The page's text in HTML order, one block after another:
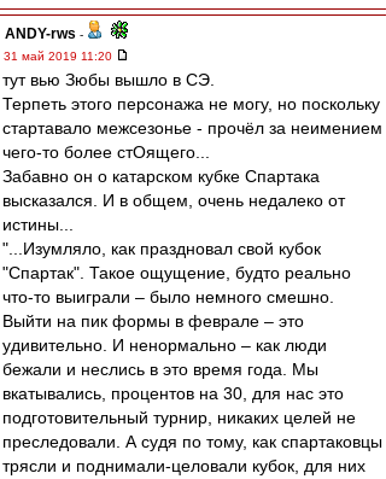
ANDY-rws -
31 май 2019 11:20
тут вью Зюбы вышло в СЭ.
Терпеть этого персонажа не могу, но поскольку
стартавало межсезонье - прочёл за неимением
чего-то более стОящего...
Забавно он о катарском кубке Спартака
высказался. И в общем, очень недалеко от
истины...
"...Изумляло, как праздновал свой кубок
"Спартак". Такое ощущение, будто реально
что-то выиграли – было немного смешно.
Выйти на пик формы в феврале – это
удивительно. И ненормально – как люди
бежали и неслись в это время года. Мы
вкатывались, процентов на 30, для нас это
подготовительный турнир, никаких целей не
преследовали. А судя по тому, как спартаковцы
трясли и поднимали-целовали кубок, для них